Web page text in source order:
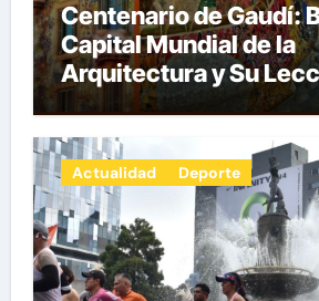
Centenario de Gaudí:
Capital Mundial de la
Arquitectura y Su
Innovación por Carlos
Heydra Castillo
Actualidad Deporte